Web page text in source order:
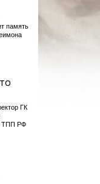
память
ГК
ТПП РФ